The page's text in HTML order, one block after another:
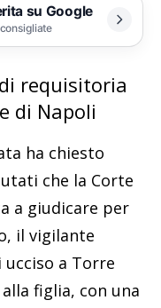
su Google
requisitoria
di Napoli
ha chiesto
che la Corte
a giudicare per
il vigilante
ucciso a Torre
figlia, con una